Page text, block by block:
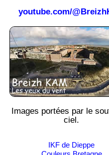
youtube.com/
Images portées par le
ciel.
IKF de Dieppe